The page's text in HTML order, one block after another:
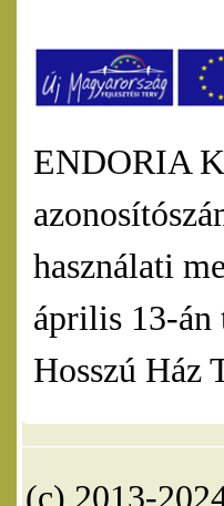
ENDORIA
használati
április 13-án
Hosszú Ház
(c) 2013-